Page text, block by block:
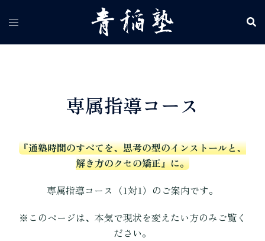
専属指導コース
『通塾時間のすべてを、思考の型のインストールと、
解き方のクセの矯正』に。
専属指導コース（1対1）のご案内です。
※このページは、本気で現状を変えたい方のみご覧く
ださい。